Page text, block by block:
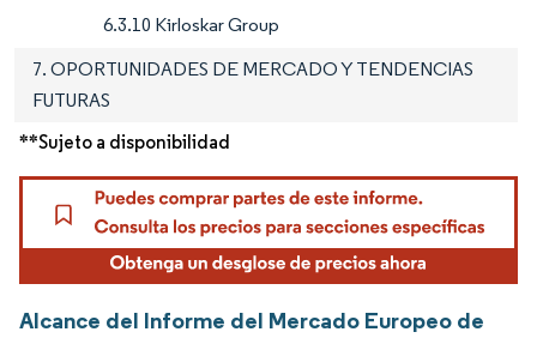
6.3.10 Kirloskar Group
7. OPORTUNIDADES DE MERCADO Y TENDENCIAS
FUTURAS
**Sujeto a disponibilidad
Alcance del Informe del Mercado Europeo de